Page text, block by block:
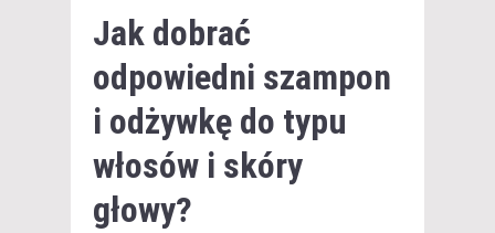
Jak dobrać
odpowiedni szampon
i odżywkę do typu
włosów i skóry
głowy?